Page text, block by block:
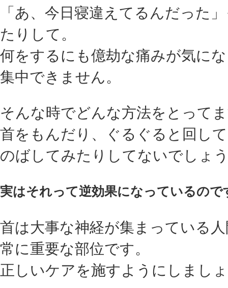
「あ、今日寝違えてるんだった
たりして。
何をするにも億劫な痛みが気に
集中できません。
そんな時でどんな方法をとって
首をもんだり、ぐるぐると回し
のばしてみたりしてないでしょ
実はそれって逆効果になっているので
首は大事な神経が集まっている
常に重要な部位です。
正しいケアを施すようにしまし